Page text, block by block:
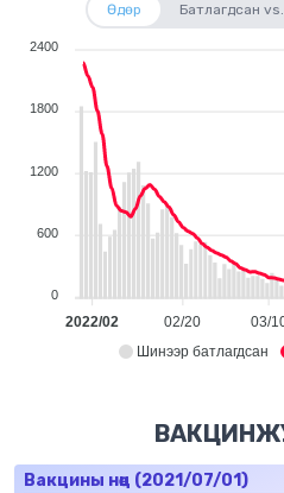
Өдөр Батлагдсан
Шинээр батлагдсан
2022/02 02/20 03/
2400
1800
1200
600
0
Вакцины нөөц (2021/07/01)